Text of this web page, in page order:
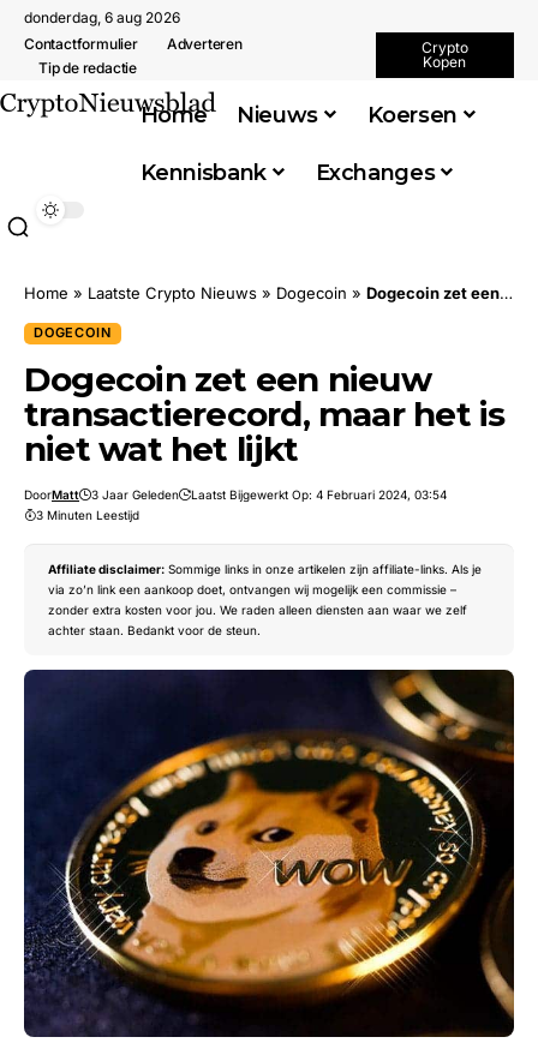
donderdag, 6 aug 2026
Contactformulier
Adverteren
Tip de redactie
Crypto
Kopen
Home Nieuws Koersen
Kennisbank Exchanges
Home » Laatste Crypto Nieuws » Dogecoin » Dogecoin zet een nieuw transactierecord, maar het is niet wat het lijkt
DOGECOIN
Dogecoin zet een nieuw
transactierecord, maar het is
niet wat het lijkt
DoorMatt 3 Jaar Geleden
Laatst Bijgewerkt Op: 4 Februari 2024, 03:54
3 Minuten Leestijd
Affiliate disclaimer: Sommige links in onze artikelen zijn affiliate-links. Als je
via zo’n link een aankoop doet, ontvangen wij mogelijk een commissie –
zonder extra kosten voor jou. We raden alleen diensten aan waar we zelf
achter staan. Bedankt voor de steun.